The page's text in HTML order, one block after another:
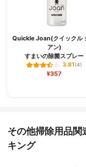
Quickle Joan(クイックル
アン)
すまいの除菌スプレー
3.81(4)
¥357
その他掃除用品関
キング